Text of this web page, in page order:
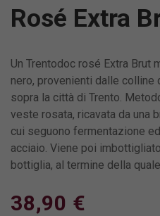
Rosé Extra
Un Trentodoc rosé Extra
nero, provenienti dalle colline
sopra la città di Trento.
veste rosata, ricavata da una
cui seguono fermentazione
acciaio. Viene poi
bottiglia, al termine della quale
38,90 €